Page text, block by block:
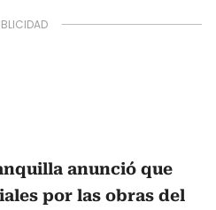
anunció que
por las obras del